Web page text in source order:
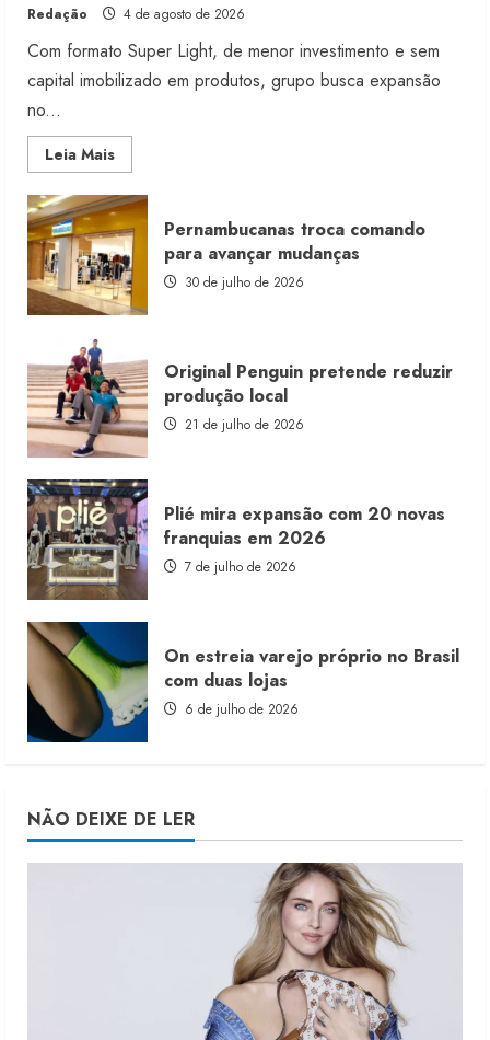
Redação 4 de agosto de 2026
Com formato Super Light, de menor investimento e sem
capital imobilizado em produtos, grupo busca expansão
no...
Leia MaisRead
more
Morena
Rosa
lança
franquia
com
estoque
consignado
Pernambucanas troca comando
para avançar mudanças
30 de julho de 2026
Original Penguin pretende reduzir
produção local
21 de julho de 2026
Plié mira expansão com 20 novas
franquias em 2026
7 de julho de 2026
On estreia varejo próprio no Brasil
com duas lojas
6 de julho de 2026
NÃO DEIXE DE LER